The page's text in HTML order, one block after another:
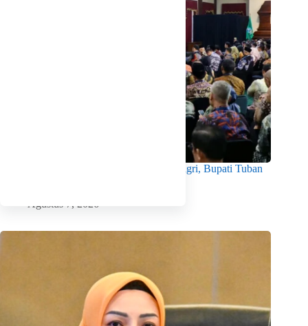
Hadiri Rakor Bersama KPK dan Kemendagri, Bupati Tuban
Agustus 7, 2026